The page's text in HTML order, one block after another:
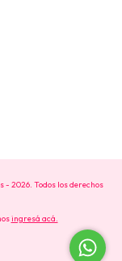
2026. Todos los derechos
ingresá acá.